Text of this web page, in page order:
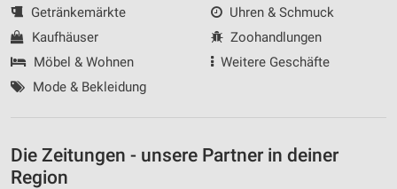
Getränkemärkte
Kaufhäuser
Möbel & Wohnen
Mode & Bekleidung
Uhren & Schmuck
Zoohandlungen
Weitere Geschäfte
Die Zeitungen - unsere Partner in deiner
Region